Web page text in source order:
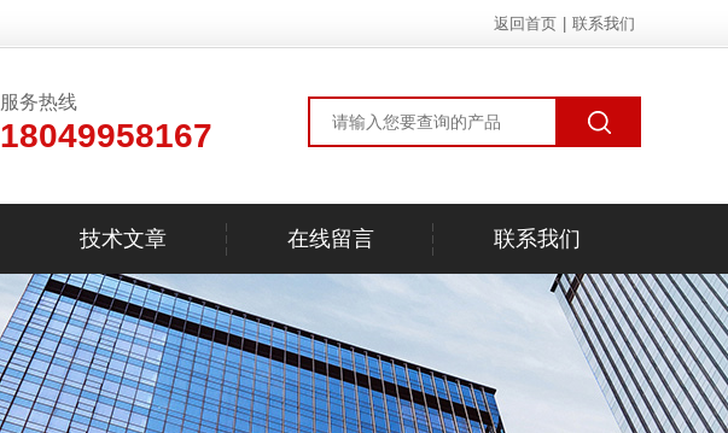
返回首页 联系我们
服务热线
18049958167
技术文章 在线留言 联系我们